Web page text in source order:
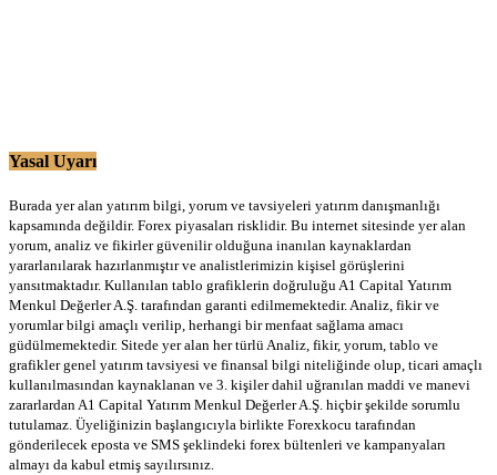
Yasal Uyarı
Burada yer alan yatırım bilgi, yorum ve tavsiyeleri yatırım danışmanlığı
kapsamında değildir. Forex piyasaları risklidir. Bu internet sitesinde yer alan
yorum, analiz ve fikirler güvenilir olduğuna inanılan kaynaklardan
yararlanılarak hazırlanmıştır ve analistlerimizin kişisel görüşlerini
yansıtmaktadır. Kullanılan tablo grafiklerin doğruluğu A1 Capital Yatırım
Menkul Değerler A.Ş. tarafından garanti edilmemektedir. Analiz, fikir ve
yorumlar bilgi amaçlı verilip, herhangi bir menfaat sağlama amacı
güdülmemektedir. Sitede yer alan her türlü Analiz, fikir, yorum, tablo ve
grafikler genel yatırım tavsiyesi ve finansal bilgi niteliğinde olup, ticari amaçlı
kullanılmasından kaynaklanan ve 3. kişiler dahil uğranılan maddi ve manevi
zararlardan A1 Capital Yatırım Menkul Değerler A.Ş. hiçbir şekilde sorumlu
tutulamaz. Üyeliğinizin başlangıcıyla birlikte Forexkocu tarafından
gönderilecek eposta ve SMS şeklindeki forex bültenleri ve kampanyaları
almayı da kabul etmiş sayılırsınız.